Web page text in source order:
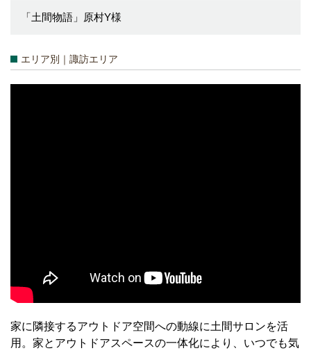
「土間物語」原村Y様
エリア別｜諏訪エリア
家に隣接するアウトドア空間への動線に土間サロンを活
用。家とアウトドアスペースの一体化により、いつでも気